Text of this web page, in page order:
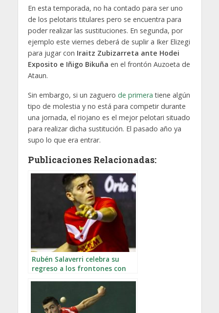
En esta temporada, no ha contado para ser uno
de los pelotaris titulares pero se encuentra para
poder realizar las sustituciones. En segunda, por
ejemplo este viernes deberá de suplir a Iker Elizegi
para jugar con Iraitz Zubizarreta ante Hodei
Exposito e Iñigo Bikuña en el frontón Auzoeta de
Ataun.
Sin embargo, si un zaguero de primera tiene algún
tipo de molestia y no está para competir durante
una jornada, el riojano es el mejor pelotari situado
para realizar dicha sustitución. El pasado año ya
supo lo que era entrar.
Publicaciones Relacionadas:
Rubén Salaverri celebra su
regreso a los frontones con